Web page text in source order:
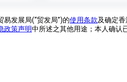
发展局(“贸发局”)的使用条款及确定
政策声明中所述之其他用途；本人确认